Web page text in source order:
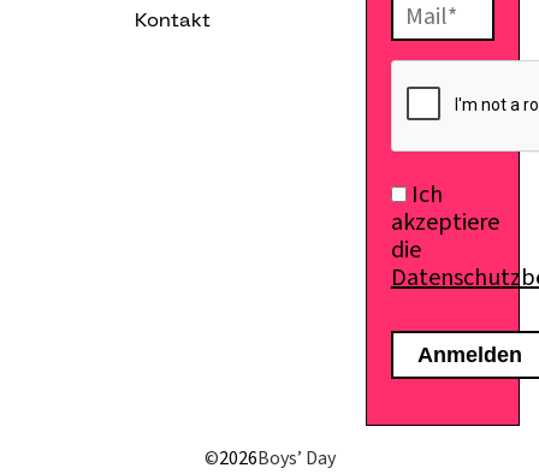
Kontakt
Ich
akzeptiere
die
©2026Boys’ Day